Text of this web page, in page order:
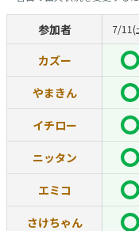
参加者 7/11(
カズー
やまきん
イチロー
ニッタン
エミコ
さけちゃん